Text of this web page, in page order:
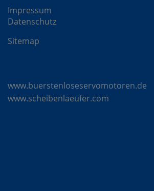
Impressum
Datenschutz
Sitemap
www.buerstenloseservomotoren.de
www.scheibenlaeufer.com